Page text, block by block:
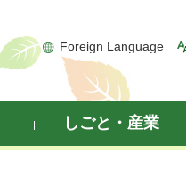
Foreign Language
しごと・産業